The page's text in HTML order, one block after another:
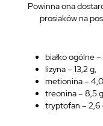
Powinna ona
prosiaków na
białko ogólne
lizyna – 13,2 g,
metionina –
treonina – 8,5
tryptofan – 2,6